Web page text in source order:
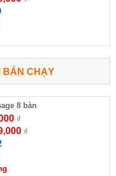
BÁN CHẠY
8 bàn
₫
₫